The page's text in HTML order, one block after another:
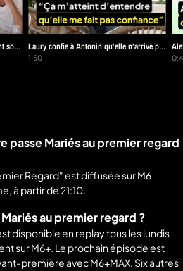
son
Laury confie à Antonin qu’elle n’arrive pas
à lui faire confiance
1:50
passe Mariés au premier regard
Regard" est diffusée sur M6
à partir de 21:10.
au premier regard ?
disponible en replay tous les lundis
sur M6+. Le prochain épisode est
première avec M6+MAX. Six autres